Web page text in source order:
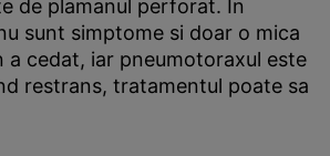
de plamanul perforat. In
sunt simptome si doar o mica
a cedat, iar pneumotoraxul este
restrans, tratamentul poate sa